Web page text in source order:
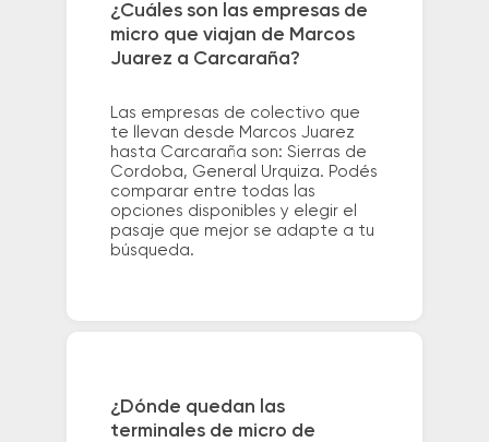
¿Cuáles son las empresas de
micro que viajan de Marcos
Juarez a Carcaraña?
Las empresas de colectivo que
te llevan desde Marcos Juarez
hasta Carcaraña son: Sierras de
Cordoba, General Urquiza. Podés
comparar entre todas las
opciones disponibles y elegir el
pasaje que mejor se adapte a tu
búsqueda.
¿Dónde quedan las
terminales de micro de